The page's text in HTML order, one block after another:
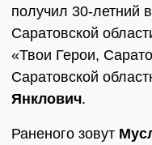
получил 30-летний
Саратовской
«Твои Герои,
Саратовской
Янклович.
Раненого зовут